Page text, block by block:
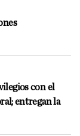
con el
entregan la